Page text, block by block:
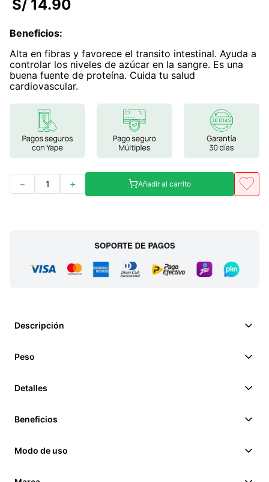
8.
magnesio
9.
stevia
10. proteina
S/ 14.90
Beneficios:
Alta en fibras y favorece el transito intestinal. Ayuda a
controlar los niveles de azúcar en la sangre. Es una
buena fuente de proteína. Cuida tu salud
cardiovascular.
＋
－ Añadir al carrito
Descripción
Peso
Detalles
Beneficios
Modo de uso